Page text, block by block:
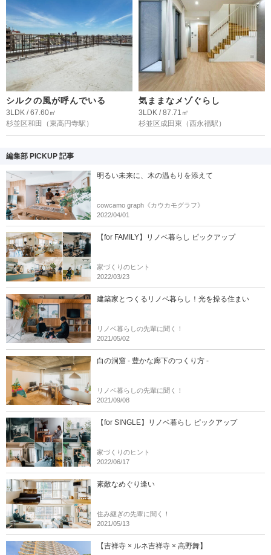
シルクの風が呼んでいる
3LDK / 67.60㎡
杉並区和田
（東高円寺駅）
気ままなメゾぐらし
3LDK / 87.71㎡
杉並区成田東 （西永福駅）
編集部 PICKUP 記事
明るい未来に、木の温もりを添えて
cowcamo graph《カウカモグラフ》
2022/04/01
【for FAMILY】リノベ暮らし ピックアップ
家づくりのヒント
2022/03/23
建築家とつくるリノベ暮らし！光を操る住まい
リノベ暮らしの先輩に聞く！
2021/05/02
白の洞窟 - 豊かな廊下のつくり方 -
リノベ暮らしの先輩に聞く！
2021/09/08
【for SINGLE】リノベ暮らし ピックアップ
家づくりのヒント
2022/06/17
素敵なめぐり逢い
住み継ぎの先輩に聞く！
2021/05/13
【吉祥寺 × ルネ吉祥寺 × 高野舞】